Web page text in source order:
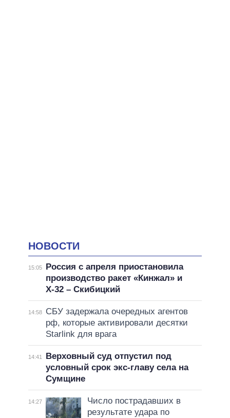
НОВОСТИ
15:05
Россия с апреля приостановила
производство ракет «Кинжал» и
Х-32 – Скибицкий
14:58
СБУ задержала очередных агентов
рф, которые активировали десятки
Starlink для врага
14:41
Верховный суд отпустил под
условный срок экс-главу села на
Сумщине
14:27
Число пострадавших в
результате удара по